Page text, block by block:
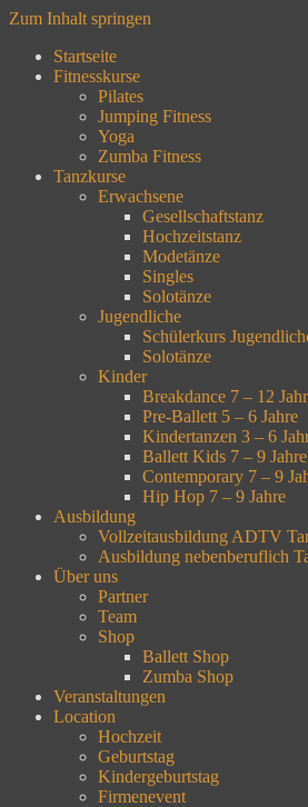
Zum Inhalt springen
Startseite
Fitnesskurse
Pilates
Jumping Fitness
Yoga
Zumba Fitness
Tanzkurse
Erwachsene
Gesellschaftstanz
Hochzeitstanz
Modetänze
Singles
Solotänze
Jugendliche
Schülerkurs
Solotänze
Kinder
Breakdance 7 – 12
Pre-Ballett 5 – 6 Jahre
Kindertanzen 3 – 6
Ballett Kids 7 – 9 Jahre
Contemporary 7 – 9
Hip Hop 7 – 9 Jahre
Ausbildung
Vollzeitausbildung ADTV
Ausbildung nebenberuflich
Über uns
Partner
Team
Shop
Ballett Shop
Zumba Shop
Veranstaltungen
Location
Hochzeit
Geburtstag
Kindergeburtstag
Firmenevent